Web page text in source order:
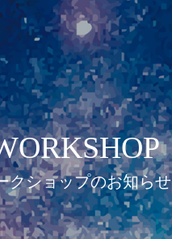
クショップのお知らせ